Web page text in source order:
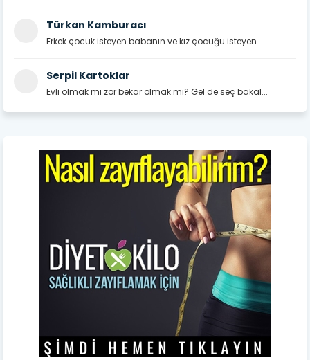
Türkan Kamburacı
Erkek çocuk isteyen babanın ve kız çocuğu isteyen ...
Serpil Kartoklar
Evli olmak mı zor bekar olmak mı? Gel de seç bakal...